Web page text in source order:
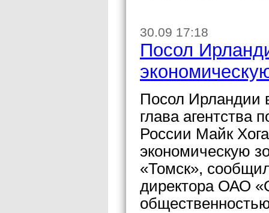
30.09 17:18
Посол
Посол Ирландии
глава агентства
России Майк
экономическую
«Томск»,
директора ОАО